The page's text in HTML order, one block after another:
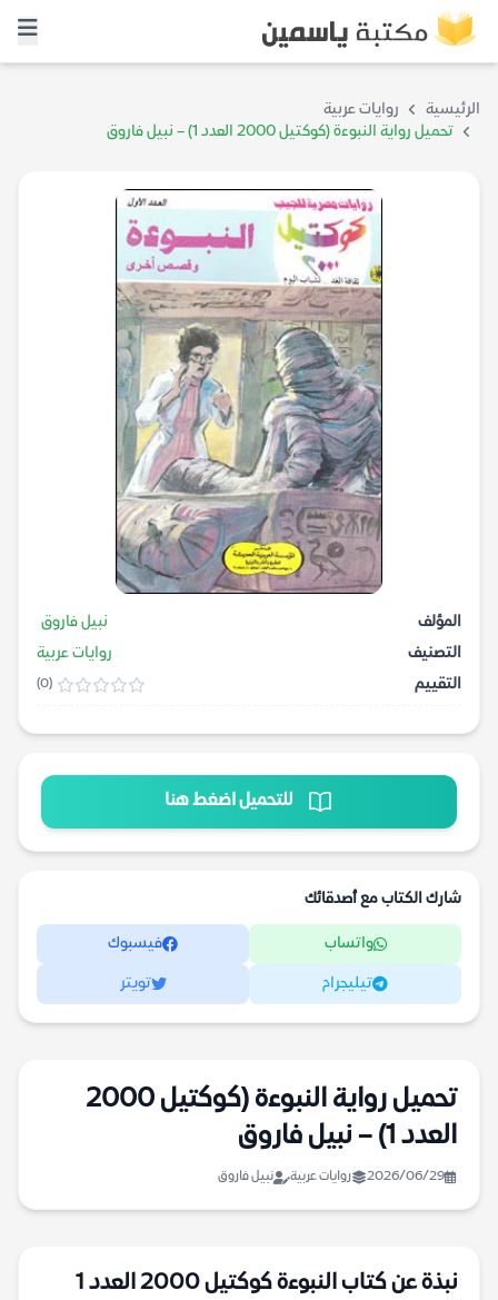
الرئيسية
روايات عربية
تحميل رواية النبوءة (كوكتيل 2000 العدد 1) – نبيل فاروق
المؤلف
نبيل فاروق
التصنيف
روايات عربية
التقييم
(0)
للتحميل اضغط هنا
شارك الكتاب مع أصدقائك
واتساب فيسبوك
تيليجرام تويتر
تحميل رواية النبوءة (كوكتيل 2000
العدد 1) – نبيل فاروق
2026/06/29 روايات عربية نبيل فاروق
نبذة عن كتاب النبوءة كوكتيل 2000 العدد 1